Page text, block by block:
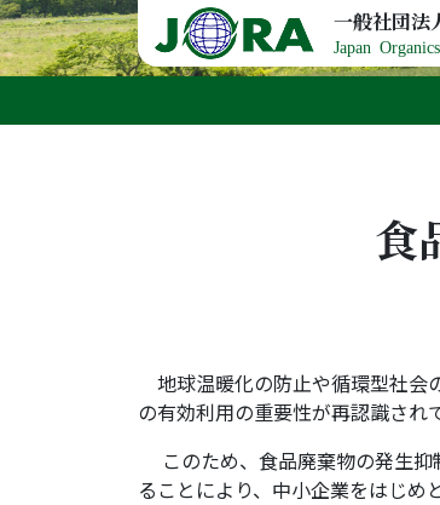
Skip to content 一般社団法
Japan
食
地球温暖化の防止や循環型社会
の有効利用の重要性が再認識され
このため、食品廃棄物の発生抑
ることにより、中小企業をはじめ